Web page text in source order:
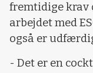
fremtidige krav
arbejdet med
også er
- Det er en